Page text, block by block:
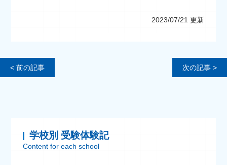
2023/07/21 更新
< 前の記事 次の記事 >
学校別 受験体験記
Content for each school